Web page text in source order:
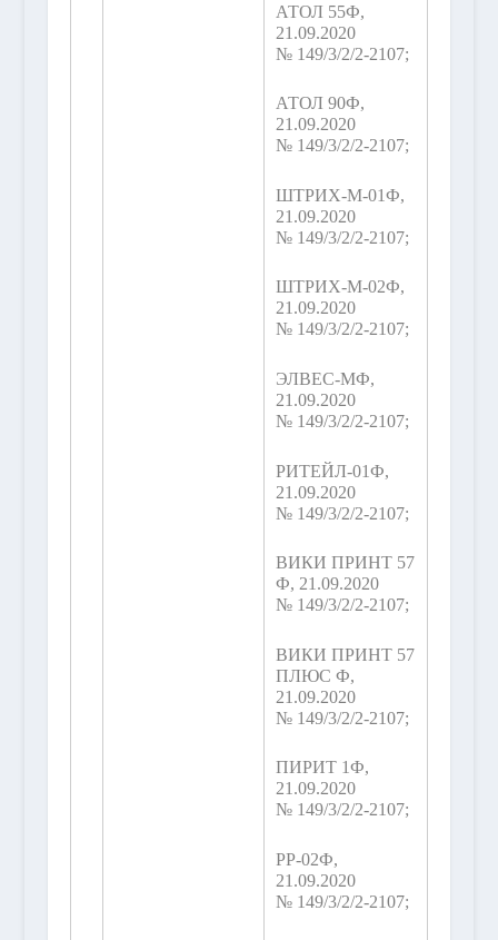
АТОЛ 55Ф,
21.09.2020
№ 149/3/2/2-2107;
АТОЛ 90Ф,
21.09.2020
№ 149/3/2/2-2107;
ШТРИХ-М-01Ф,
21.09.2020
№ 149/3/2/2-2107;
ШТРИХ-М-02Ф,
21.09.2020
№ 149/3/2/2-2107;
ЭЛВЕС-МФ,
21.09.2020
№ 149/3/2/2-2107;
РИТЕЙЛ-01Ф,
21.09.2020
№ 149/3/2/2-2107;
ВИКИ ПРИНТ 57
Ф, 21.09.2020
№ 149/3/2/2-2107;
ВИКИ ПРИНТ 57
ПЛЮС Ф,
21.09.2020
№ 149/3/2/2-2107;
ПИРИТ 1Ф,
21.09.2020
№ 149/3/2/2-2107;
РР-02Ф,
21.09.2020
№ 149/3/2/2-2107;